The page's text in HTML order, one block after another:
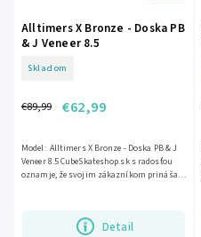
Alltimers X Bronze - Doska PB
& J Veneer 8.5
Skladom
€89,99 €62,99
Detail
Model: Alltimers X Bronze - Doska PB & J
Veneer 8.5 CubeSkateshop.sk s radosťou
oznamje, že svojim zákazníkom prináša